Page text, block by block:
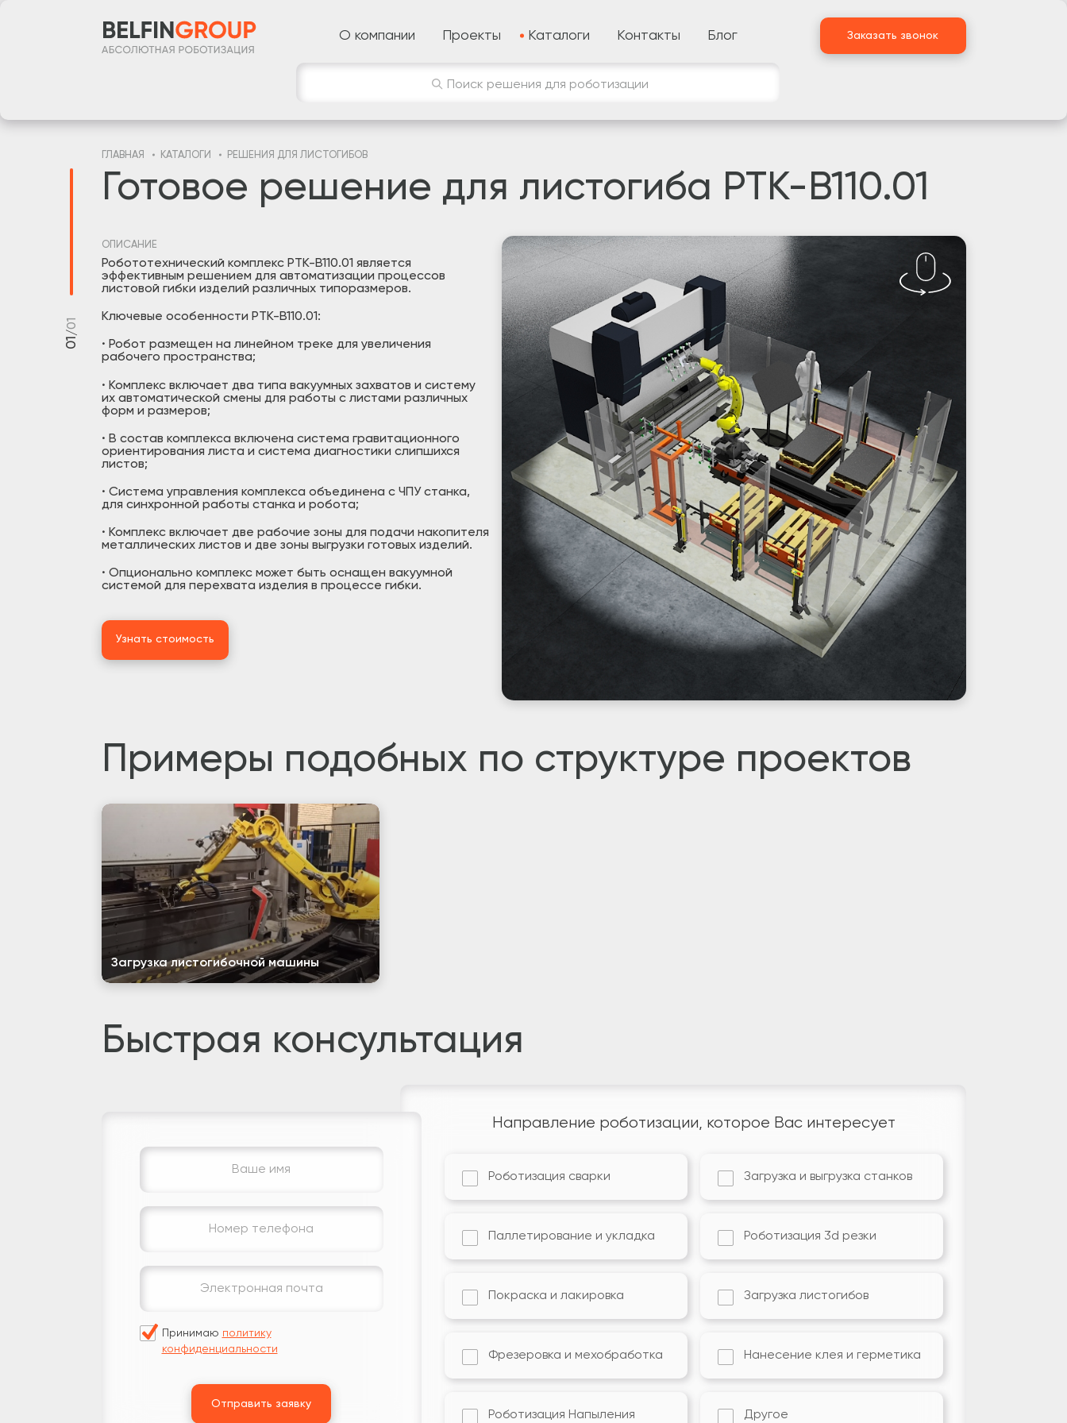
О компании Проекты Каталоги Контакты Блог Заказать звонок
Поиск решения для роботизации
ГЛАВНАЯ КАТАЛОГИ РЕШЕНИЯ ДЛЯ ЛИСТОГИБОВ
01
/
01
Готовое решение для листогиба РТК-B110.01
ОПИСАНИЕ
Робототехнический комплекс РТК-B110.01 является
эффективным решением для автоматизации процессов
листовой гибки изделий различных типоразмеров.
Ключевые особенности РТК-B110.01:
· Робот размещен на линейном треке для увеличения
рабочего пространства;
· Комплекс включает два типа вакуумных захватов и систему
их автоматической смены для работы с листами различных
форм и размеров;
· В состав комплекса включена система гравитационного
ориентирования листа и система диагностики слипшихся
листов;
· Система управления комплекса объединена с ЧПУ станка,
для синхронной работы станка и робота;
· Комплекс включает две рабочие зоны для подачи накопителя
металлических листов и две зоны выгрузки готовых изделий.
· Опционально комплекс может быть оснащен вакуумной
системой для перехвата изделия в процессе гибки.
Узнать стоимость
Примеры подобных по структуре проектов
Загрузка листогибочной машины
Быстрая консультация
Принимаю политику
конфиденциальности
Направление роботизации, которое Вас интересует
Роботизация сварки Загрузка и выгрузка станков
Паллетирование и укладка Роботизация 3d резки
Покраска и лакировка Загрузка листогибов
Фрезеровка и мехобработка Нанесение клея и герметика
Роботизация Напыления Другое